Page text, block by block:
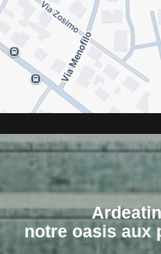
notre oasis aux